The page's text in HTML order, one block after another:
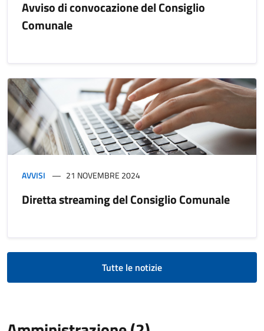
Avviso di convocazione del Consiglio
Comunale
AVVISI 21 NOVEMBRE 2024
Diretta streaming del Consiglio Comunale
Tutte le notizie